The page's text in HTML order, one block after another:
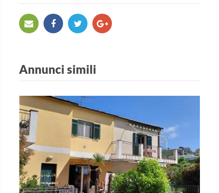
Annunci simili